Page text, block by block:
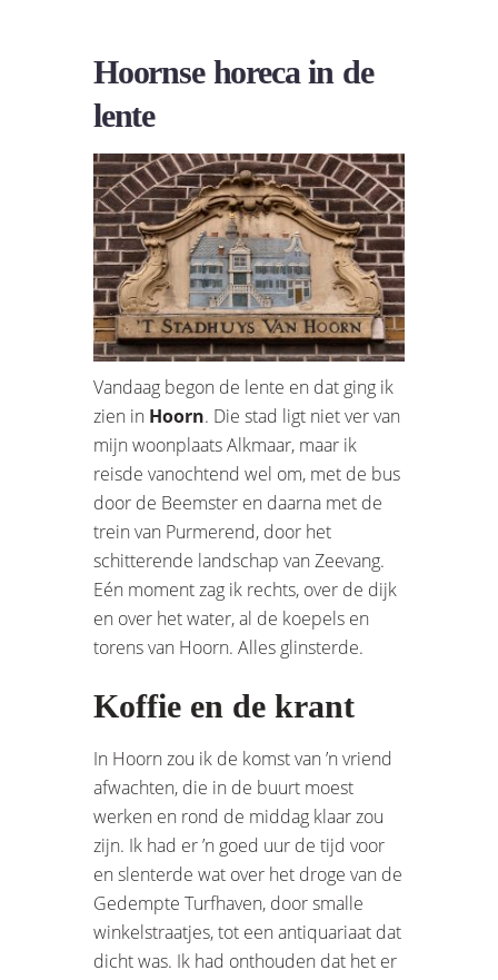
Hoornse horeca in de
lente
Vandaag begon de lente en dat ging ik
zien in Hoorn. Die stad ligt niet ver van
mijn woonplaats Alkmaar, maar ik
reisde vanochtend wel om, met de bus
door de Beemster en daarna met de
trein van Purmerend, door het
schitterende landschap van Zeevang.
Eén moment zag ik rechts, over de dijk
en over het water, al de koepels en
torens van Hoorn. Alles glinsterde.
Koffie en de krant
In Hoorn zou ik de komst van ’n vriend
afwachten, die in de buurt moest
werken en rond de middag klaar zou
zijn. Ik had er ’n goed uur de tijd voor
en slenterde wat over het droge van de
Gedempte Turfhaven, door smalle
winkelstraatjes, tot een antiquariaat dat
dicht was. Ik had onthouden dat het er